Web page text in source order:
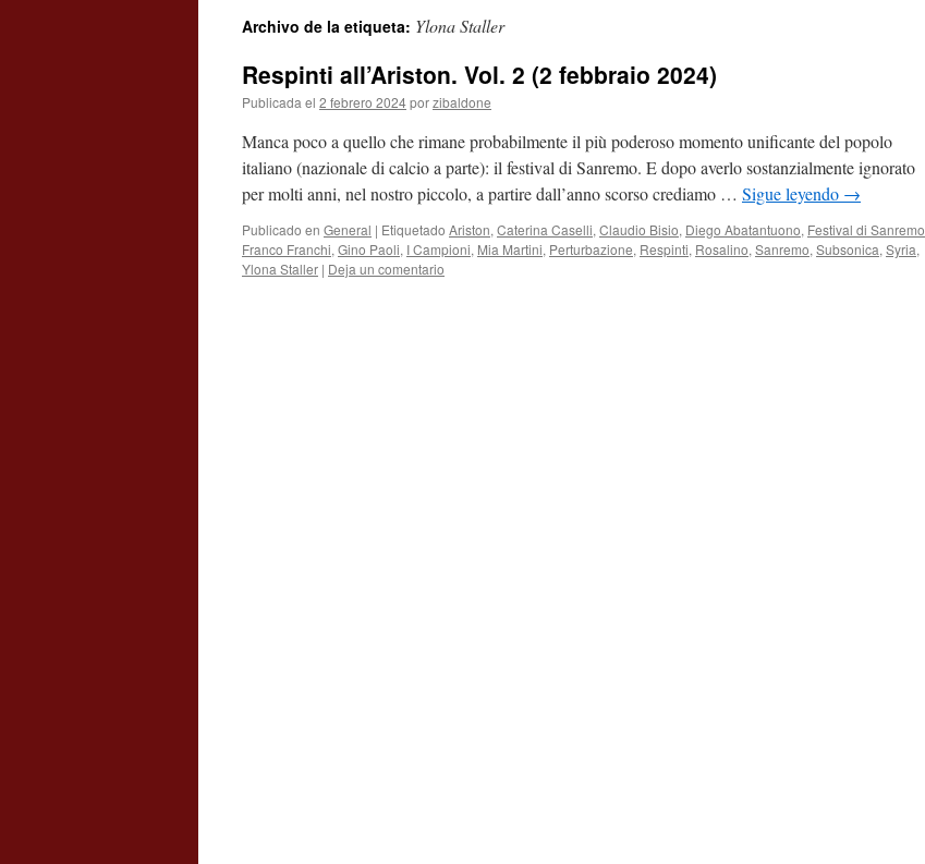
contenido
Archivo de la etiqueta: Ylona Staller
Respinti all’Ariston. Vol. 2 (2 febbraio 2024)
Publicada el 2 febrero 2024porzibaldone
Manca poco a quello che rimane probabilmente il più poderoso momento unificante del popolo
italiano (nazionale di calcio a parte): il festival di Sanremo. E dopo averlo sostanzialmente ignorato
per molti anni, nel nostro piccolo, a partire dall’anno scorso crediamo … Sigue leyendo →
Publicado en General | Etiquetado Ariston, Caterina Caselli, Claudio Bisio, Diego Abatantuono, Festival di Sanremo
Franco Franchi, Gino Paoli, I Campioni, Mia Martini, Perturbazione, Respinti, Rosalino, Sanremo, Subsonica, Syria,
Ylona Staller | Deja un comentario